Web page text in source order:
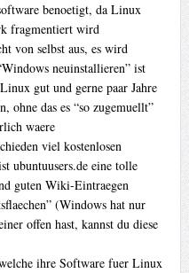
benoetigt, da Linux
fragmentiert wird
von selbst aus, es wird
neuinstallieren” ist
gut und gerne paar Jahre
ohne das es “so zugemuellt”
waere
viel kostenlosen
ubuntuusers.de eine tolle
guten Wiki-Eintraegen
(Windows hat nur
offen hast, kannst du diese
ihre Software fuer Linux